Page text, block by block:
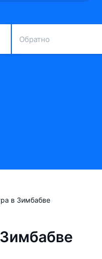
Обратно
в Зимбабве